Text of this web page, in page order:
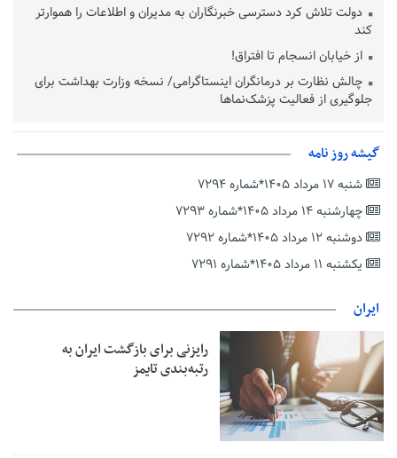
دولت تلاش کرد دسترسی خبرنگاران به مدیران و اطلاعات را هموارتر
کند
از خیابان انسجام تا افتراق!
چالش نظارت بر درمانگران اینستاگرامی/ نسخه وزارت بهداشت برای
جلوگیری از فعالیت پزشک‌نماها
پشتیبانی از زنجیره ارزش بادام زمینی در اولویت سیاست‌های
بخش دوم گفت‌وگوی پزشکیان با مردم امشب پخش می‌شود
جزئیات فعال‌سازی «کیف پول ایران» اعلام شد
حمایت از مرزنشینان نباید به زیان تولید باشد/مواد اولیه با کولبری
وارد شود
امیر اکرمی‌نیا: ارتش کاملاً آماده است
گیشه روز نامه
شنبه ۱۷ مرداد ۱۴۰۵*شماره ۷۲۹۴
چهارشنبه ۱۴ مرداد ۱۴۰۵*شماره ۷۲۹۳
دوشنبه ۱۲ مرداد ۱۴۰۵*شماره ۷۲۹۲
یکشنبه ۱۱ مرداد ۱۴۰۵*شماره ۷۲۹۱
ایران
رایزنی برای بازگشت ایران به
رتبه‌بندی تایمز